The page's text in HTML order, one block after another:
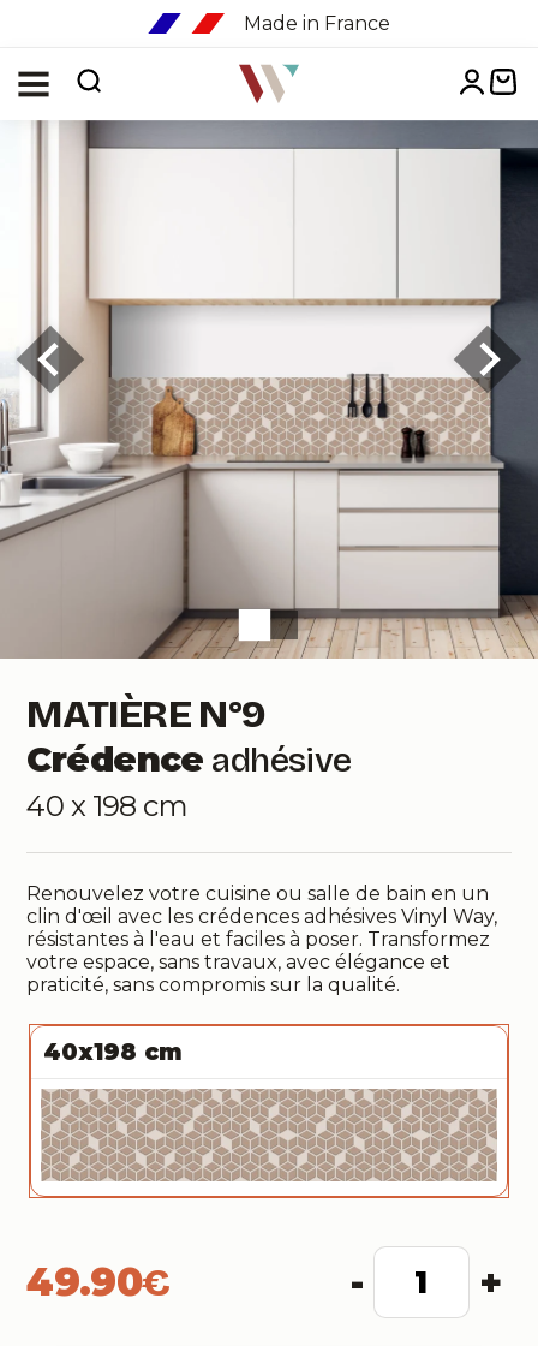
Made in France
Menu
MATIÈRE N°9
Crédence adhésive
40 x 198 cm
Renouvelez votre cuisine ou salle de bain en un
clin d'œil avec les crédences adhésives Vinyl Way,
résistantes à l'eau et faciles à poser. Transformez
votre espace, sans travaux, avec élégance et
praticité, sans compromis sur la qualité.
40x198 cm
49.90€ - +